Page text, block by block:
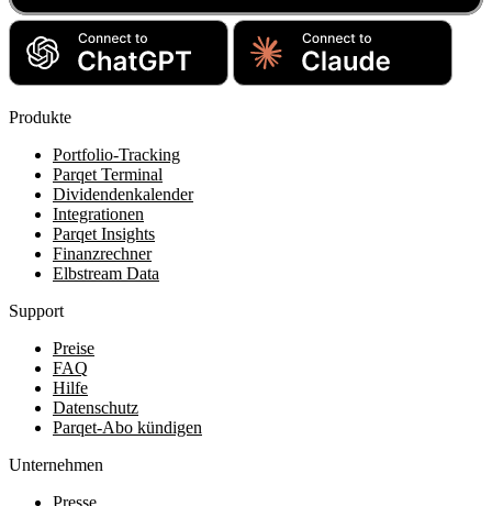
Produkte
Portfolio-Tracking
Parqet Terminal
Dividendenkalender
Integrationen
Parqet Insights
Finanzrechner
Elbstream Data
Support
Preise
FAQ
Hilfe
Datenschutz
Parqet-Abo kündigen
Unternehmen